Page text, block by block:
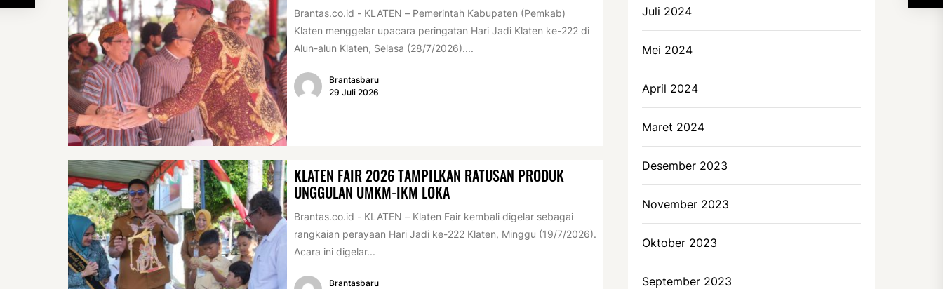
Brantas.co.id - KLATEN – Pemerintah Kabupaten (Pemkab)
Klaten menggelar upacara peringatan Hari Jadi Klaten ke-222 di
Alun-alun Klaten, Selasa (28/7/2026)....
Brantasbaru
29 Juli 2026
KLATEN FAIR 2026 TAMPILKAN RATUSAN PRODUK
UNGGULAN UMKM-IKM LOKA
Brantas.co.id - KLATEN – Klaten Fair kembali digelar sebagai
rangkaian perayaan Hari Jadi ke-222 Klaten, Minggu (19/7/2026).
Acara ini digelar...
Brantasbaru
Juli 2024
Mei 2024
April 2024
Maret 2024
Desember 2023
November 2023
Oktober 2023
September 2023